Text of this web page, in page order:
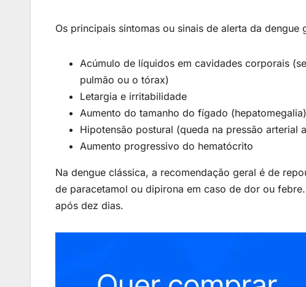
Os principais sintomas ou sinais de alerta da dengue
Acúmulo de líquidos em cavidades corporais
pulmão ou o tórax)
Letargia e irritabilidade
Aumento do tamanho do fígado (hepatomegalia)
Hipotensão postural (queda na pressão arterial
Aumento progressivo do hematócrito
Na dengue clássica, a recomendação geral é de
de paracetamol ou dipirona em caso de dor ou
após dez dias.